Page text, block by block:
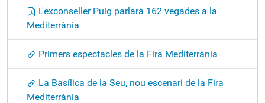
L'exconseller Puig parlarà 162 vegades a la
Mediterrània
Primers espectacles de la Fira Mediterrània
La Basílica de la Seu, nou escenari de la Fira
Mediterrània